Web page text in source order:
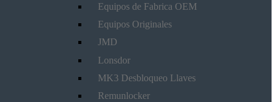
Equipos de Fabrica OEM
Equipos Originales
JMD
Lonsdor
MK3 Desbloqueo Llaves
Remunlocker